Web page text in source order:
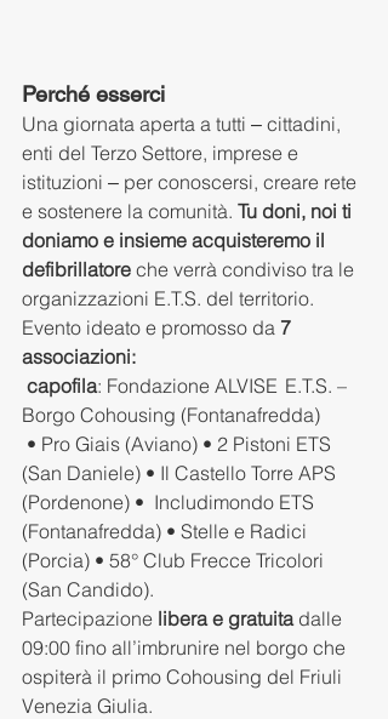
Perché esserci
Una giornata aperta a tutti ‒ cittadini,
enti del Terzo Settore, imprese e
istituzioni ‒ per conoscersi, creare rete
e sostenere la comunità. Tu doni, noi ti
doniamo e insieme acquisteremo il
defibrillatore che verrà condiviso tra le
organizzazioni E.T.S. del territorio.
Evento ideato e promosso da 7
associazioni:
capofila: Fondazione ALVISE  E.T.S. –
Borgo Cohousing (Fontanafredda)
(San Daniele) • Il Castello Torre APS
(Pordenone) •  Includimondo ETS
(Fontanafredda) • Stelle e Radici
(Porcia) • 58° Club Frecce Tricolori
(San Candido).
Partecipazione libera e gratuita dalle
09:00 fino all’imbrunire nel borgo che
ospiterà il primo Cohousing del Friuli
Venezia Giulia.